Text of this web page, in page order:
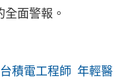
面警報。
積電工程師 年輕醫